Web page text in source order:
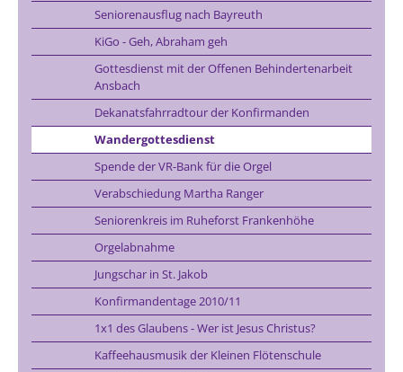
Seniorenausflug nach Bayreuth
KiGo - Geh, Abraham geh
Gottesdienst mit der Offenen Behindertenarbeit
Ansbach
Dekanatsfahrradtour der Konfirmanden
Wandergottesdienst
Spende der VR-Bank für die Orgel
Verabschiedung Martha Ranger
Seniorenkreis im Ruheforst Frankenhöhe
Orgelabnahme
Jungschar in St. Jakob
Konfirmandentage 2010/11
1x1 des Glaubens - Wer ist Jesus Christus?
Kaffeehausmusik der Kleinen Flötenschule